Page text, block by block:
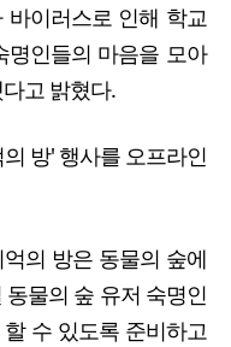
바이러스로 인해 학교
인들의 마음을 모아
고 밝혔다.
방' 행사를 오프라인
의 방은 동물의 숲에
물의 숲 유저 숙명인
수 있도록 준비하고